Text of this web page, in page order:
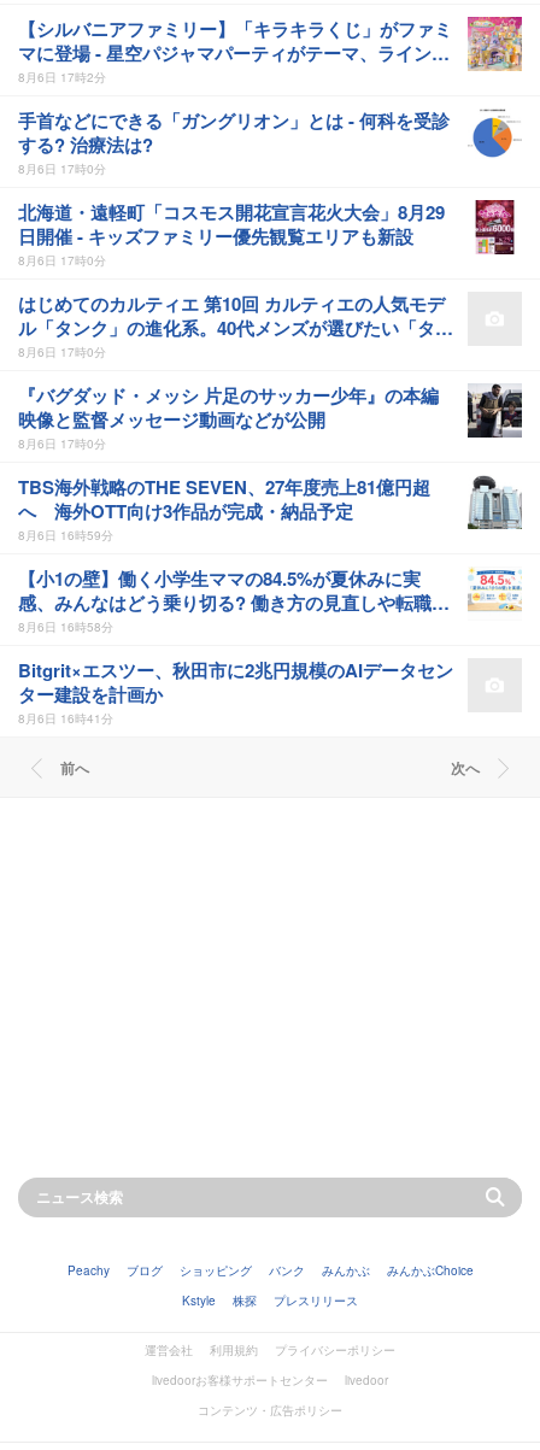
【シルバニアファミリー】「キラキラくじ」がファミ
マに登場 - 星空パジャマパーティがテーマ、ラインナ
ップは?
8月6日 17時2分
手首などにできる「ガングリオン」とは - 何科を受診
する? 治療法は?
8月6日 17時0分
北海道・遠軽町「コスモス開花宣言花火大会」8月29
日開催 - キッズファミリー優先観覧エリアも新設
8月6日 17時0分
はじめてのカルティエ 第10回 カルティエの人気モデ
ル「タンク」の進化系。40代メンズが選びたい「タン
クアメリカンLM WG」
8月6日 17時0分
『バグダッド・メッシ 片足のサッカー少年』の本編
映像と監督メッセージ動画などが公開
8月6日 17時0分
TBS海外戦略のTHE SEVEN、27年度売上81億円超
へ 海外OTT向け3作品が完成・納品予定
8月6日 16時59分
【小1の壁】働く小学生ママの84.5%が夏休みに実
感、みんなはどう乗り切る? 働き方の見直しや転職を
考えた人も
8月6日 16時58分
Bitgrit×エスツー、秋田市に2兆円規模のAIデータセン
ター建設を計画か
8月6日 16時41分
前へ 次へ
Peachy ブログ ショッピング バンク みんかぶ
みんかぶChoice
Kstyle
株探 プレスリリース
運営会社 利用規約
プライバシーポリシー
livedoorお客様サポートセンター
livedoor
コンテンツ・広告ポリシー